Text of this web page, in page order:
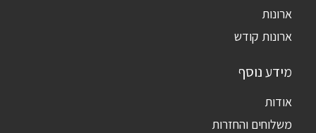
ארונות
ארונות קודש
מידע נוסף
אודות
משלוחים והחזרות